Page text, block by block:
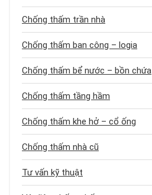
Chống thấm trần nhà
Chống thấm ban công – logia
Chống thấm bể nước – bồn chứa
Chống thấm tầng hầm
Chống thấm khe hở – cổ ống
Chống thấm nhà cũ
Tư vấn kỹ thuật